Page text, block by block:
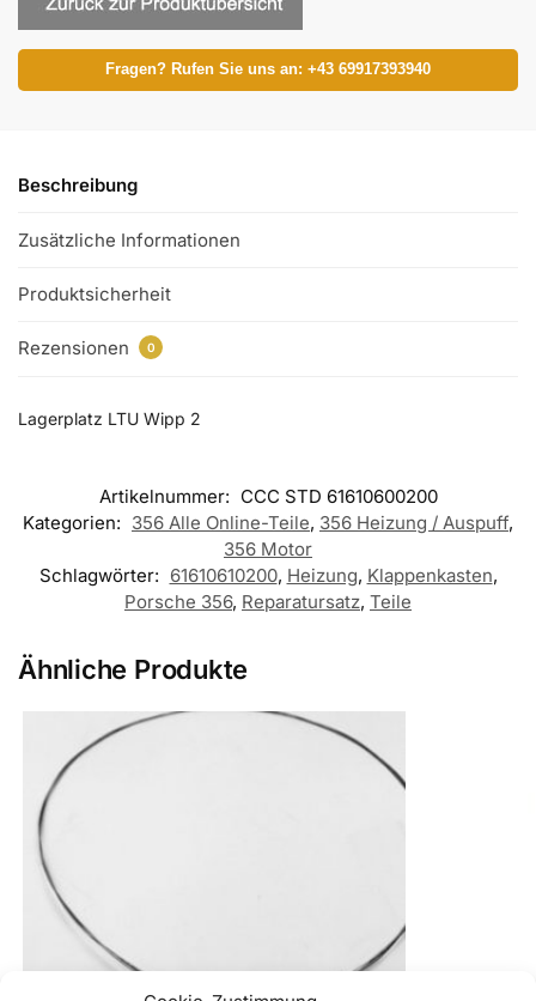
Fragen? Rufen Sie uns an: +43 69917393940
Beschreibung
Zusätzliche Informationen
Produktsicherheit
Rezensionen 0
Lagerplatz LTU Wipp 2
Artikelnummer: CCC STD 61610600200
Kategorien: 356 Alle Online-Teile, 356 Heizung / Auspuff,
356 Motor
Schlagwörter: 61610610200, Heizung, Klappenkasten,
Porsche 356, Reparatursatz, Teile
Ähnliche Produkte